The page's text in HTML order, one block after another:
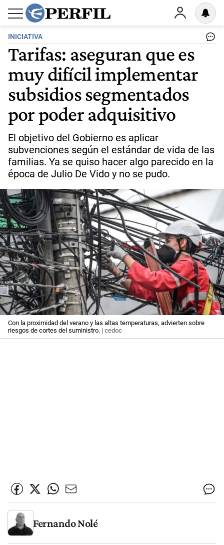
INICIATIVA
Tarifas: aseguran que es
muy difícil implementar
subsidios segmentados
por poder adquisitivo
El objetivo del Gobierno es aplicar
subvenciones según el estándar de vida de las
familias. Ya se quiso hacer algo parecido en la
época de Julio De Vido y no se pudo.
Con la proximidad del verano y las altas temperaturas, advierten sobre
riesgos de cortes del suministro. | cedoc
Fernando Nolé